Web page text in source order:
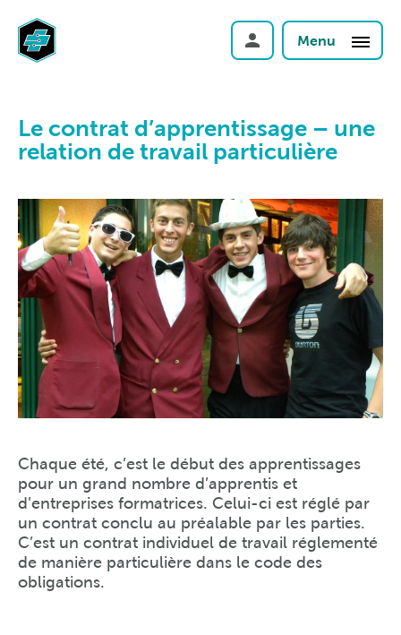
Menu
Le contrat d’apprentissage – une
relation de travail particulière
Chaque été, c’est le début des apprentissages
pour un grand nombre d’apprentis et
d’entreprises formatrices. Celui-ci est réglé par
un contrat conclu au préalable par les parties.
C’est un contrat individuel de travail réglementé
de manière particulière dans le code des
obligations.